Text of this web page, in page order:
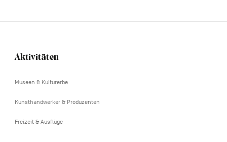
Navigation
Aktivitäten
Museen & Kulturerbe
Kunsthandwerker & Produzenten
Freizeit & Ausflüge